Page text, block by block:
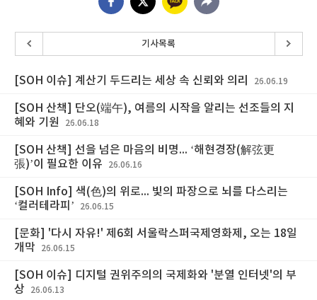
기사목록
[SOH 이슈] 계산기 두드리는 세상 속 신뢰와 의리 26.06.19
[SOH 산책] 단오(端午), 여름의 시작을 알리는 선조들의 지
혜와 기원
26.06.18
[SOH 산책] 선을 넘은 마음의 비명... ‘해현경장(解弦更
張)’이 필요한 이유
26.06.16
[SOH Info] 색(色)의 위로... 빛의 파장으로 뇌를 다스리는
‘컬러테라피’
26.06.15
[문화] '다시 자유!' 제6회 서울락스퍼국제영화제, 오는 18일
개막
26.06.15
[SOH 이슈] 디지털 권위주의의 국제화와 '분열 인터넷'의 부
상
26.06.13